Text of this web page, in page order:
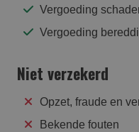
Vergoeding
Vergoeding
Niet verzekerd
Opzet, fraude en
Bekende fouten